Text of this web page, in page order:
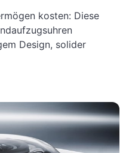
kosten: Diese
Design, solider